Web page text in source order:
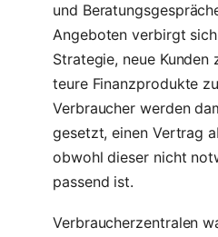
und
Angeboten verbirgt
Strategie, neue Kunden
teure Finanzprodukte
Verbraucher werden
gesetzt, einen Vertrag
obwohl dieser nicht
passend ist.
Verbraucherzentralen